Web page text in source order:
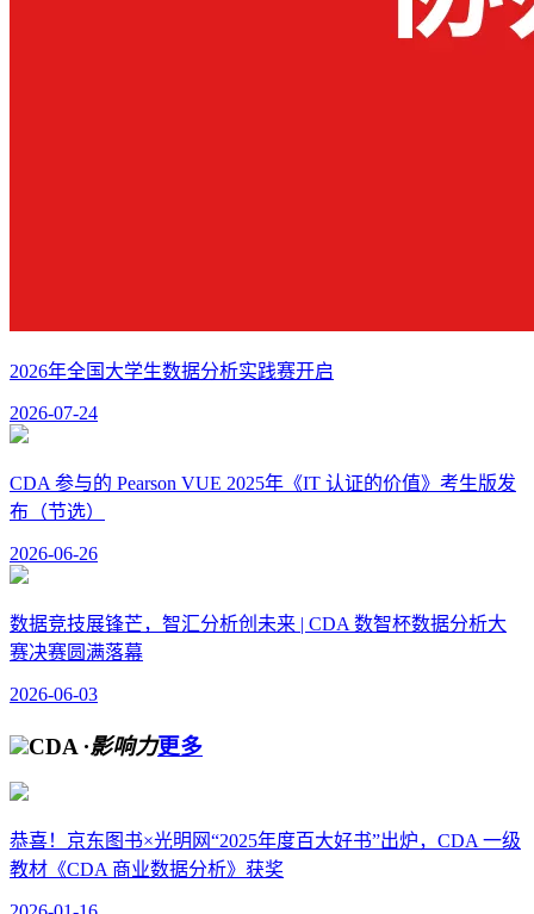
2026年全国大学生数据分析实践赛开启
2026-07-24
CDA 参与的 Pearson VUE 2025年《IT 认证的价值》考生版发
布（节选）
2026-06-26
数据竞技展锋芒，智汇分析创未来 | CDA 数智杯数据分析大
赛决赛圆满落幕
2026-06-03
CDA ·影响力更多
恭喜！京东图书×光明网“2025年度百大好书”出炉，CDA 一级
教材《CDA 商业数据分析》获奖